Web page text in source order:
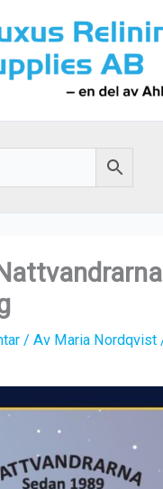
/ Av Maria Nordqvist